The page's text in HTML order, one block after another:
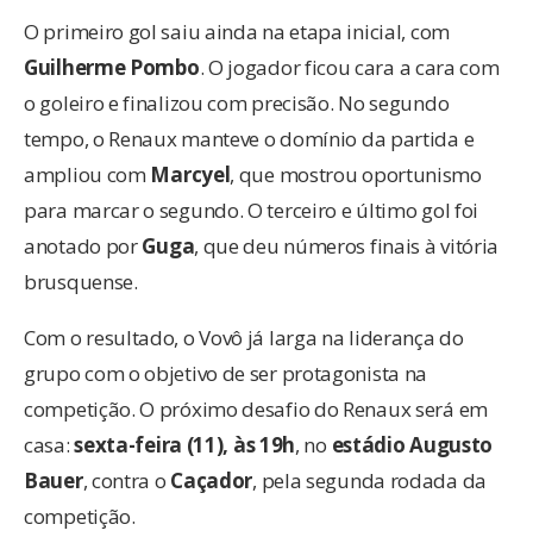
O primeiro gol saiu ainda na etapa inicial, com
Guilherme Pombo. O jogador ficou cara a cara com
o goleiro e finalizou com precisão. No segundo
tempo, o Renaux manteve o domínio da partida e
ampliou com Marcyel, que mostrou oportunismo
para marcar o segundo. O terceiro e último gol foi
anotado porGuga, que deu números finais à vitória
brusquense.
Com o resultado, o Vovô já larga na liderança do
grupo com o objetivo de ser protagonista na
competição. O próximo desafio do Renaux será em
casa:sexta-feira (11), às 19h, no estádio Augusto
Bauer, contra o Caçador, pela segunda rodada da
competição.